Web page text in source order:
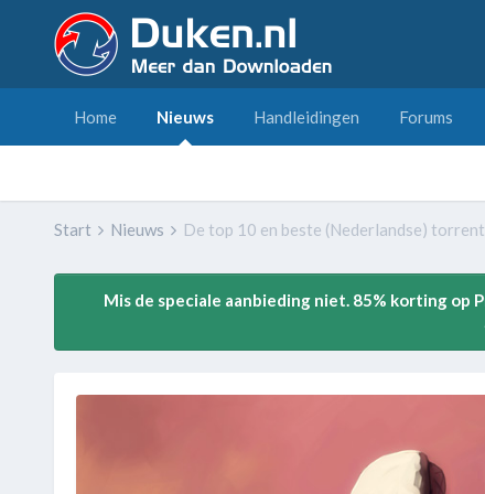
Home Nieuws Handleidingen Forums
Start Nieuws De top 10 en beste (Nederlandse)
Mis de speciale aanbieding niet. 85% korting op